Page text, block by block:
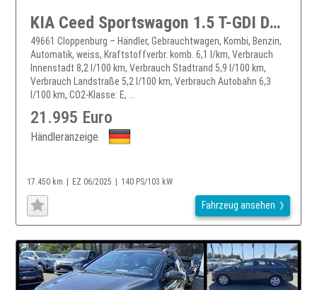
KIA Ceed Sportswagon 1.5 T-GDI DCT Vision + Komfort-Plus-Paket
49661 Cloppenburg – Händler, Gebrauchtwagen, Kombi, Benzin,
Automatik, weiss, Kraftstoffverbr. komb. 6,1 l/km, Verbrauch
Innenstadt 8,2 l/100 km, Verbrauch Stadtrand 5,9 l/100 km,
Verbrauch Landstraße 5,2 l/100 km, Verbrauch Autobahn 6,3
l/100 km, CO2-Klasse: E, ...
21.995 Euro
Händleranzeige
17.450 km EZ 06/2025 140 PS/103 kW
Fahrzeug ansehen